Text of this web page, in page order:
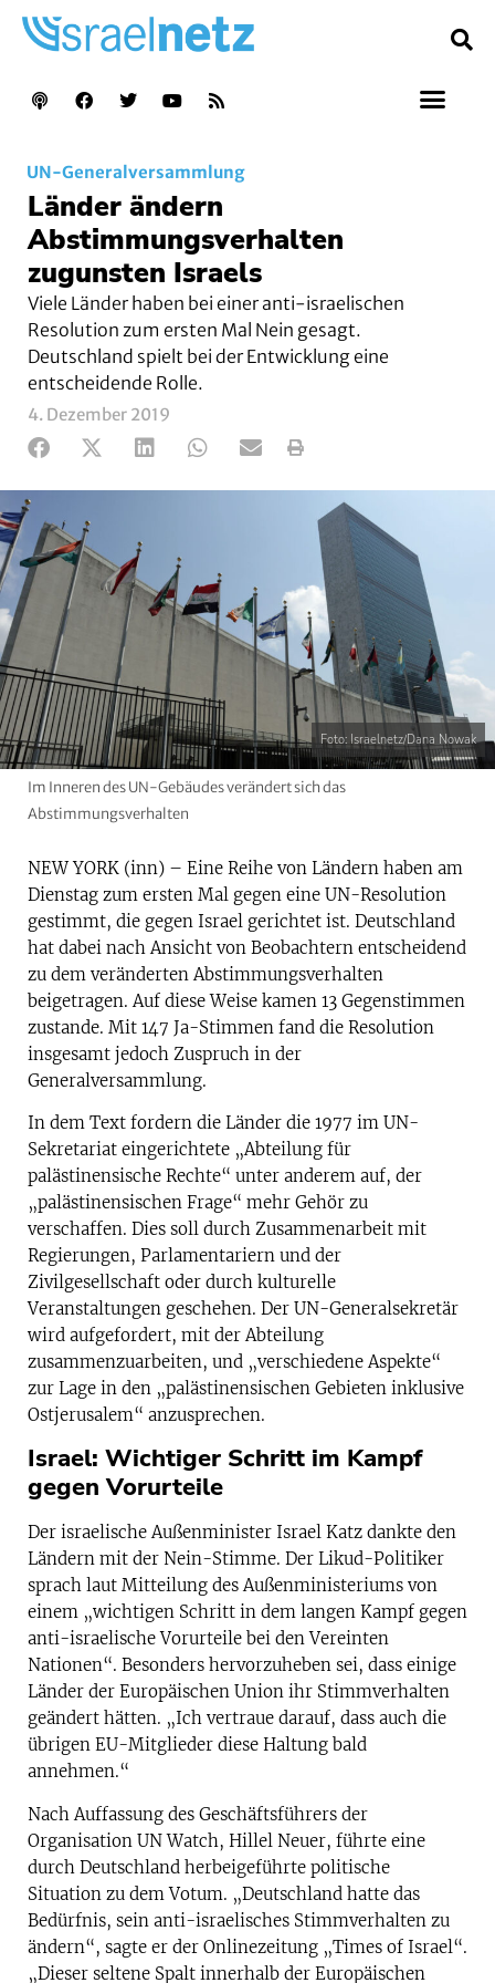
UN-Generalversammlung
Länder ändern
Abstimmungsverhalten
zugunsten Israels
Viele Länder haben bei einer anti-israelischen
Resolution zum ersten Mal Nein gesagt.
Deutschland spielt bei der Entwicklung eine
entscheidende Rolle.
4. Dezember 2019
Foto: Israelnetz/Dana Nowak
Im Inneren des UN-Gebäudes verändert sich das
Abstimmungsverhalten
NEW YORK (inn) – Eine Reihe von Ländern haben am
Dienstag zum ersten Mal gegen eine UN-Resolution
gestimmt, die gegen Israel gerichtet ist. Deutschland
hat dabei nach Ansicht von Beobachtern entscheidend
zu dem veränderten Abstimmungsverhalten
beigetragen. Auf diese Weise kamen 13 Gegenstimmen
zustande. Mit 147 Ja-Stimmen fand die Resolution
insgesamt jedoch Zuspruch in der
Generalversammlung.
In dem Text fordern die Länder die 1977 im UN-
Sekretariat eingerichtete „Abteilung für
palästinensische Rechte“ unter anderem auf, der
„palästinensischen Frage“ mehr Gehör zu
verschaffen. Dies soll durch Zusammenarbeit mit
Regierungen, Parlamentariern und der
Zivilgesellschaft oder durch kulturelle
Veranstaltungen geschehen. Der UN-Generalsekretär
wird aufgefordert, mit der Abteilung
zusammenzuarbeiten, und „verschiedene Aspekte“
zur Lage in den „palästinensischen Gebieten inklusive
Ostjerusalem“ anzusprechen.
Israel: Wichtiger Schritt im Kampf
gegen Vorurteile
Der israelische Außenminister Israel Katz dankte den
Ländern mit der Nein-Stimme. Der Likud-Politiker
sprach laut Mitteilung des Außenministeriums von
einem „wichtigen Schritt in dem langen Kampf gegen
anti-israelische Vorurteile bei den Vereinten
Nationen“. Besonders hervorzuheben sei, dass einige
Länder der Europäischen Union ihr Stimmverhalten
geändert hätten. „Ich vertraue darauf, dass auch die
übrigen EU-Mitglieder diese Haltung bald
annehmen.“
Nach Auffassung des Geschäftsführers der
Organisation UN Watch, Hillel Neuer, führte eine
durch Deutschland herbeigeführte politische
Situation zu dem Votum. „Deutschland hatte das
Bedürfnis, sein anti-israelisches Stimmverhalten zu
ändern“, sagte er der Onlinezeitung „Times of Israel“.
„Dieser seltene Spalt innerhalb der Europäischen